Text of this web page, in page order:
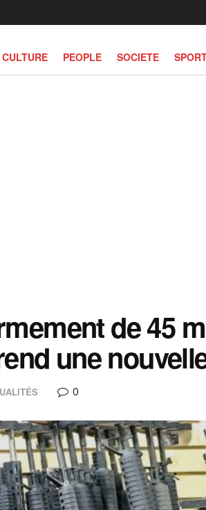
CULTURE PEOPLE SOCIETE
de 45
une
0